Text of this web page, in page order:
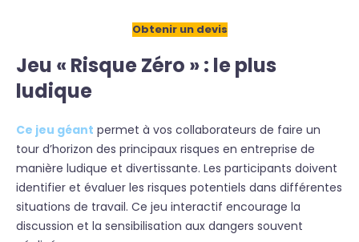
Obtenir un devis
Jeu « Risque Zéro » : le plus
ludique
Ce jeu géant permet à vos collaborateurs de faire un
tour d’horizon des principaux risques en entreprise de
manière ludique et divertissante. Les participants doivent
identifier et évaluer les risques potentiels dans différentes
situations de travail. Ce jeu interactif encourage la
discussion et la sensibilisation aux dangers souvent